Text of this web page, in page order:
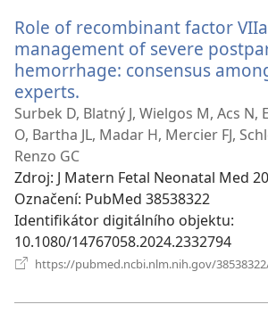
Role of recombinant factor
management of severe
hemorrhage: consensus
experts.
nové
okno)
Surbek D, Blatný J, Wielgos M, Acs N,
O, Bartha JL, Madar H, Mercier FJ,
Renzo GC
Zdroj‎: J Matern Fetal Neonatal Med
Označení‎: PubMed 38538322
Identifikátor digitálního objektu‎:
10.1080/14767058.2024.2332794
https://pubmed.ncbi.nlm.nih.gov/